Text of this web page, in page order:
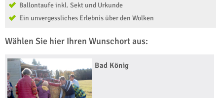
Ballontaufe inkl. Sekt und Urkunde
Ein unvergessliches Erlebnis über den Wolken
Wählen Sie hier Ihren Wunschort aus:
Bad König